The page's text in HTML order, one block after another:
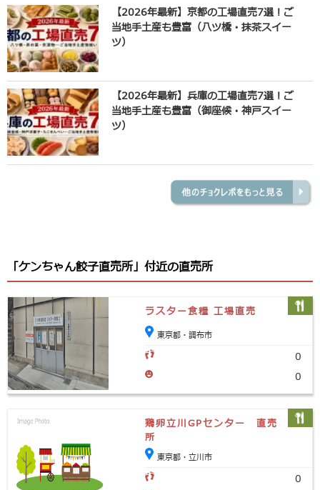
【2026年最新】京都の工場直売7選！ご
当地手土産も豊富（八ツ橋・抹茶スイー
ツ）
【2026年最新】兵庫の工場直売7選！ご
当地手土産も豊富（御座候・神戸スイー
ツ）
「ケンちゃん餃子直売所」付近の直売所
ラスター食糧 工場直売
東京都・調布市
0
0
鶏卵立川GPセンター 直売
所
東京都・立川市
0